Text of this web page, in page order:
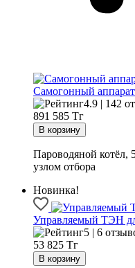
Самогонный аппарат
4.9 | 142
891 585 Тг
Пароводяной котёл,
узлом отбора
Новинка!
Управляемый ТЭН
5 | 6
53 825 Тг